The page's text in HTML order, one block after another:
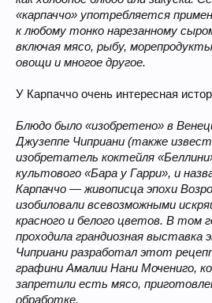
«карпаччо» употребляется
к любому тонко нарезанному
включая мясо, рыбу,
овощи и многое другое.
У Карпаччо очень интересная
Блюдо было «изобретено» в
Джузеппе Чиприани (также
изобретатель коктейля
культового «Бара у Гарри», и
Карпаччо — живописца эпохи
изобиловали всевозможными
красного и белого цветов. В том
проходила грандиозная выставка
Чиприани разработал этот
графини Амалии Нани Мочениго,
запретили есть мясо,
обработке.